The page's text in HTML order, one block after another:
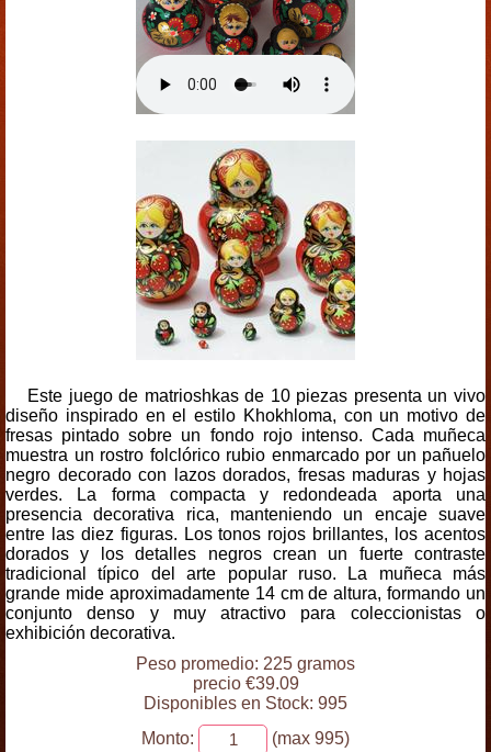
Este juego de matrioshkas de 10 piezas presenta un vivo
diseño inspirado en el estilo Khokhloma, con un motivo de
fresas pintado sobre un fondo rojo intenso. Cada muñeca
muestra un rostro folclórico rubio enmarcado por un pañuelo
negro decorado con lazos dorados, fresas maduras y hojas
verdes. La forma compacta y redondeada aporta una
presencia decorativa rica, manteniendo un encaje suave
entre las diez figuras. Los tonos rojos brillantes, los acentos
dorados y los detalles negros crean un fuerte contraste
tradicional típico del arte popular ruso. La muñeca más
grande mide aproximadamente 14 cm de altura, formando un
conjunto denso y muy atractivo para coleccionistas o
exhibición decorativa.
Peso promedio: 225 gramos
precio €39.09
Disponibles en Stock: 995
Monto:
(max 995)